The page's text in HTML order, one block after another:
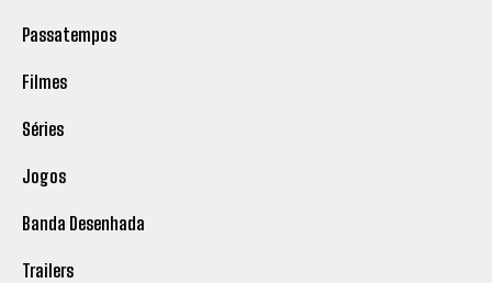
Passatempos
Filmes
Séries
Jogos
Banda Desenhada
Trailers